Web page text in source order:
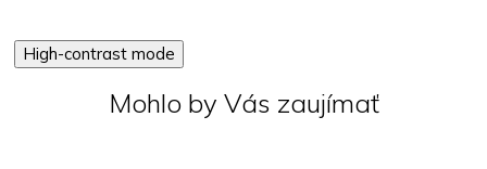
High-contrast mode
Mohlo by Vás zaujímať